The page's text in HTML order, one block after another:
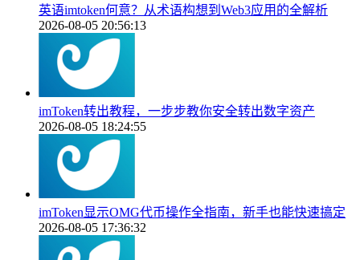
英语imtoken何意？从术语构想到Web3应用的全解析
2026-08-05 20:56:13
imToken转出教程，一步步教你安全转出数字资产
2026-08-05 18:24:55
imToken显示OMG代币操作全指南，新手也能快速搞定
2026-08-05 17:36:32